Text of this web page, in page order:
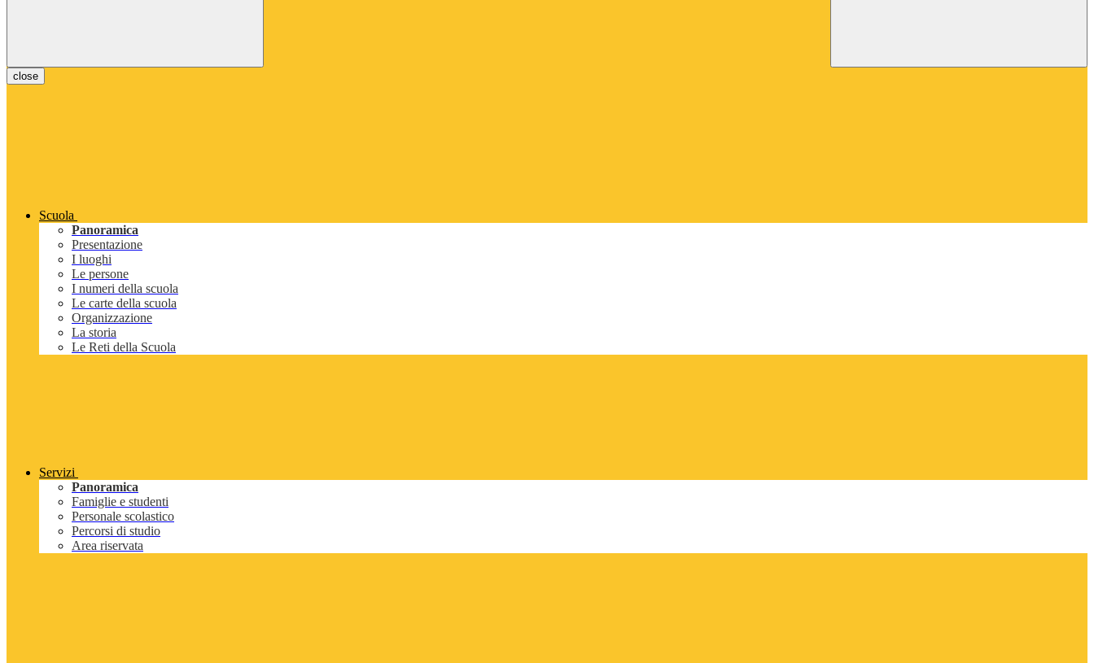
close
Scuola
Panoramica
Presentazione
I luoghi
Le persone
I numeri della scuola
Le carte della scuola
Organizzazione
La storia
Le Reti della Scuola
Servizi
Panoramica
Famiglie e studenti
Personale scolastico
Percorsi di studio
Area riservata